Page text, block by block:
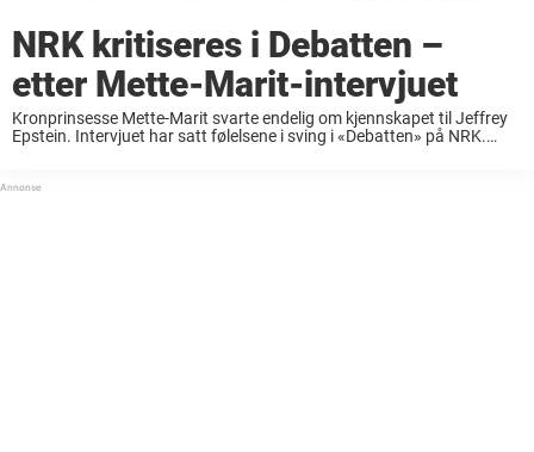
NRK kritiseres i Debatten –
etter Mette-Marit-intervjuet
Kronprinsesse Mette-Marit svarte endelig om kjennskapet til Jeffrey
Epstein. Intervjuet har satt følelsene i sving i «Debatten» på NRK.
...